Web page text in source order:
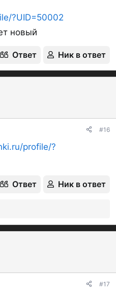
?UID=50002
новый
Ответ Ник в ответ
#16
profile/?
Ответ Ник в ответ
#17